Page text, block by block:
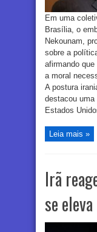
Em uma
Brasília, o
Nekounam,
sobre a
afirmando
a moral
A postura
destacou
Estados
Leia mais »
Irã
se